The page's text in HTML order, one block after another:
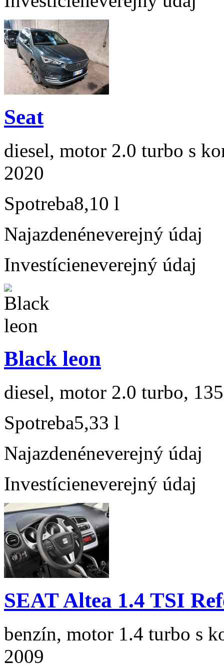
Seat
diesel, motor 2.0 turbo s
2020
Spotreba8,10 l
Najazdenéneverejný údaj
Investícieneverejný údaj
Black leon
diesel, motor 2.0 turbo,
Spotreba5,33 l
Najazdenéneverejný údaj
Investícieneverejný údaj
SEAT Altea 1.4 TSI
benzín, motor 1.4 turbo s
2009